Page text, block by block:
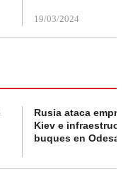
19/03/2024
Rusia ataca
Kiev e
buques en Odesa